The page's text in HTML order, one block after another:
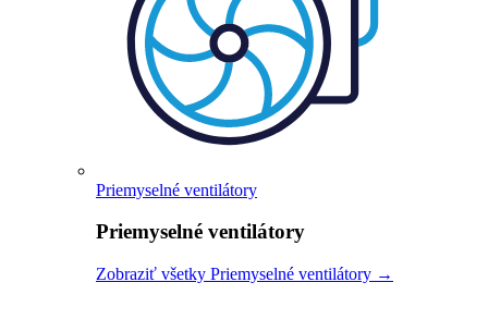
Priemyselné ventilátory
Priemyselné ventilátory
Zobraziť všetky Priemyselné ventilátory →